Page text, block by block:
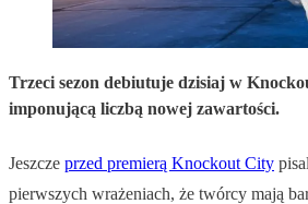
Trzeci sezon debiutuje dzisiaj w
imponującą liczbą nowej zawartości.
Jeszcze przed premierą Knockout City
pierwszych wrażeniach, że twórcy mają